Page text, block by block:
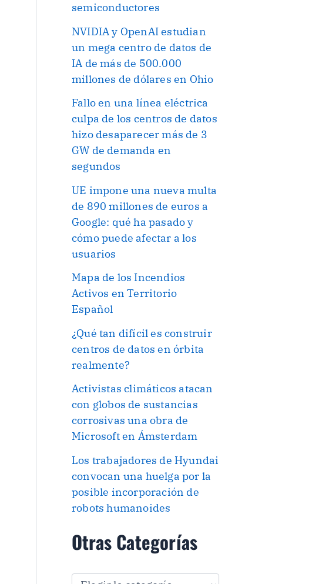
semiconductores
NVIDIA y OpenAI estudian
un mega centro de datos de
IA de más de 500.000
millones de dólares en Ohio
Fallo en una línea eléctrica
culpa de los centros de datos
hizo desaparecer más de 3
GW de demanda en
segundos
UE impone una nueva multa
de 890 millones de euros a
Google: qué ha pasado y
cómo puede afectar a los
usuarios
Mapa de los Incendios
Activos en Territorio
Español
¿Qué tan difícil es construir
centros de datos en órbita
realmente?
Activistas climáticos atacan
con globos de sustancias
corrosivas una obra de
Microsoft en Ámsterdam
Los trabajadores de Hyundai
convocan una huelga por la
posible incorporación de
robots humanoides
Otras Categorías
O